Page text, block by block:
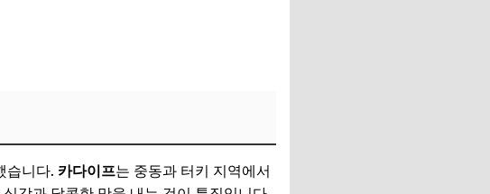
습니다. 카다이프는 중동과 터키 지역에서